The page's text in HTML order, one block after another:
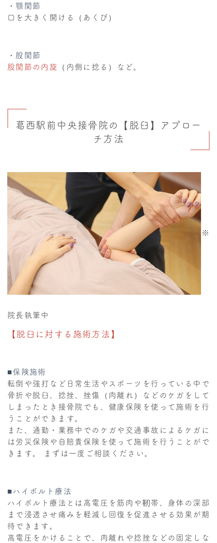
・顎関節
口を大きく開ける（あくび）
・股関節
股関節の内旋 （内側に捻る）など。
葛西駅前中央接骨院の【脱臼】アプロー
チ方法
※
院長執筆中
【脱臼に対する施術方法】
■保険施術
転倒や強打など日常生活やスポーツを行っている中で
骨折や脱臼、捻挫、挫傷（肉離れ）などのケガをして
しまったとき接骨院でも、健康保険を使って施術を行
うことができます。
また、通勤・業務中でのケガや交通事故によるケガに
は労災保険や自賠責保険を使って施術を行うことがで
きます。 まずは一度ご相談ください。
■ハイボルト療法
ハイボルト療法とは高電圧を筋肉や靭帯、身体の深部
まで浸透させ痛みを軽減し回復を促進させる効果が期
待できます。
高電圧をかけることで、肉離れや捻挫などの固定しな